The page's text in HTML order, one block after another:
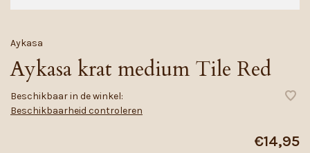
Aykasa
Aykasa krat medium Tile Red
Beschikbaar in de winkel:
Beschikbaarheid controleren
€14,95